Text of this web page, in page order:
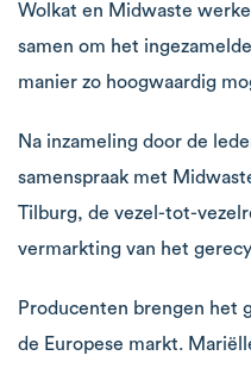
Wolkat en Midwaste
samen om het
manier zo hoogwaardig
Na inzameling door de
samenspraak met
Tilburg, de vezel-tot-
vermarkting van het
Producenten brengen het
de Europese markt.